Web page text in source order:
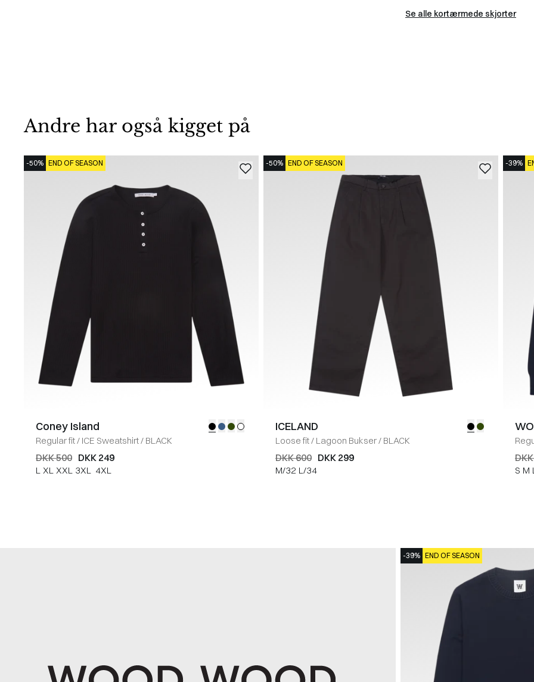
Se alle kortærmede skjorter
Andre har også kigget på
-50% END OF SEASON
Coney Island
Regular fit/ ICE Sweatshirt/ BLACK
DKK 500 DKK 249
L XL XXL 3XL 4XL
-50% END OF SEASON
ICELAND
Loose fit/ Lagoon Bukser/ BLACK
DKK 600 DKK 299
M/32 L/34
-39%
S M
-39% END OF SEASON